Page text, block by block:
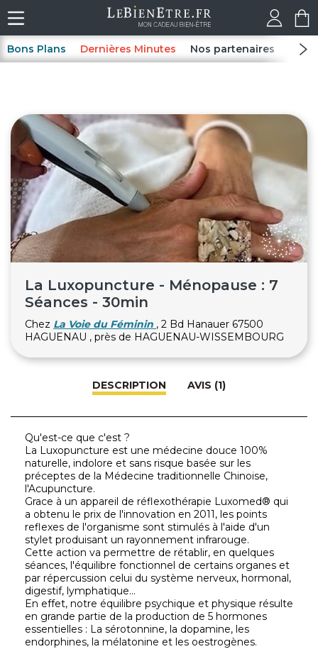
Bons Plans Dernières Minutes Nos partenaires Spas
La Luxopuncture - Ménopause : 7
Séances - 30min
Chez La Voie du Féminin , 2 Bd Hanauer 67500
HAGUENAU , près de HAGUENAU-WISSEMBOURG
DESCRIPTION AVIS (1)
Qu'est-ce que c'est ?
La Luxopuncture est une médecine douce 100%
naturelle, indolore et sans risque basée sur les
préceptes de la Médecine traditionnelle Chinoise,
l'Acupuncture.
Grace à un appareil de réflexothérapie Luxomed® qui
a obtenu le prix de l'innovation en 2011, les points
reflexes de l'organisme sont stimulés à l'aide d'un
stylet produisant un rayonnement infrarouge.
Cette action va permettre de rétablir, en quelques
séances, l'équilibre fonctionnel de certains organes et
par répercussion celui du système nerveux, hormonal,
digestif, lymphatique...
En effet, notre équilibre psychique et physique résulte
en grande partie de la production de 5 hormones
essentielles : La sérotonnine, la dopamine, les
endorphines, la mélatonine et les oestrogènes.